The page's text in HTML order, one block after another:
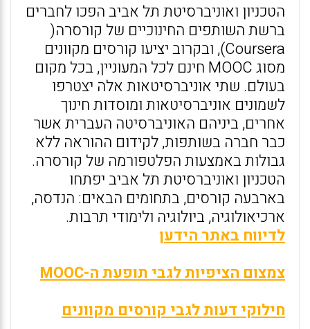
הטכניון ואוניברסיטת תל אביב הפכו לחברים
ברשת השותפים החינוכיים של קורסרה(
Coursera), ובקרוב יציעו קורסים מקוונים
מסוג MOOC חינם לכל המעוניין, בכל מקום
בעולם. שתי אוניברסיטאות אלה יצטרפו
לשמונים אוניברסיטאות ומוסדות חינוך
אחרים, ביניהם האוניברסיטה העברית אשר
כבר חברה בשותפות, לקידום ההוראה ללא
גבולות באמצעות הפלטפורמה של קורסרה.
הטכניון ואוניברסיטת תל אביב יפתחו
בארבעה קורסים, בתחומים הבאים: הנדסה,
ארכיאולוגיה, ביולוגיה ולימודי תרבות.
לדיווח באתר הידען
צמצום הציפיות לגבי תופעת ה-MOOC
חילוקי דעות לגבי קורסים מקוונים